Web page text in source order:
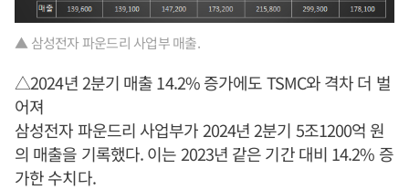
▲ 삼성전자 파운드리 사업부 매출.
△2024년 2분기 매출 14.2% 증가에도 TSMC와 격차 더 벌
어져
삼성전자 파운드리 사업부가 2024년 2분기 5조1200억 원
의 매출을 기록했다. 이는 2023년 같은 기간 대비 14.2% 증
가한 수치다.